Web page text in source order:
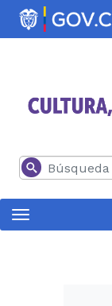
Pasar al
Buscar